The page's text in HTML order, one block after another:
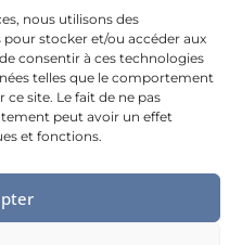
nous utilisons des
stocker et/ou accéder aux
consentir à ces technologies
telles que le comportement
site. Le fait de ne pas
peut avoir un effet
et fonctions.
Digital easy
LÉGALES